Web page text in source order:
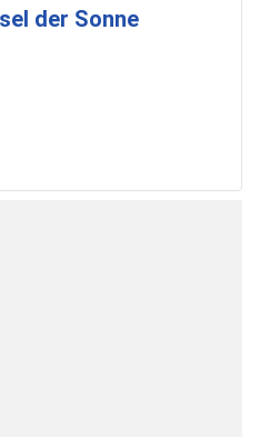
der Sonne